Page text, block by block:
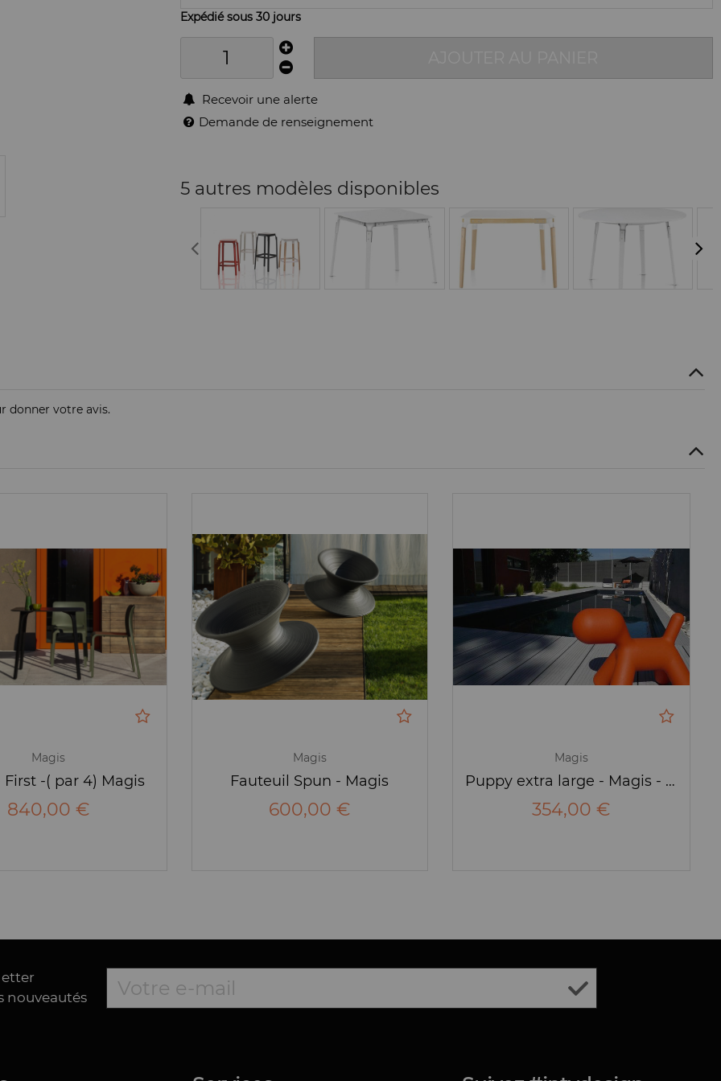
Expédié sous 30 jours
Recevoir une alerte
Demande de renseignement
5 autres modèles disponibles
donner votre avis.
Magis
First -( par 4) Magis
840,00 €
Magis
Fauteuil Spun - Magis
600,00 €
Magis
Puppy extra large - Magis - Me TOO
354,00 €
nouveautés